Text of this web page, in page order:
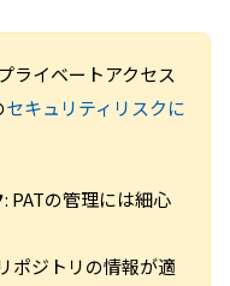
ライベートアクセス
セキュリティリスクに
: PATの管理には細心
ポジトリの情報が適